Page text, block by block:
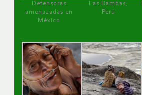
Defensoras
amenazadas en
México
Las Bambas,
Perú